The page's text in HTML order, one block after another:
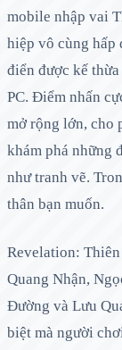
mobile nhập vai
hiệp vô cùng hấp
điển được kế
PC. Điểm nhấn
mở rộng lớn, cho
khám phá những
như tranh vẽ.
thân bạn muốn.
Revelation:
Quang Nhận,
Đường và Lưu
biệt mà người